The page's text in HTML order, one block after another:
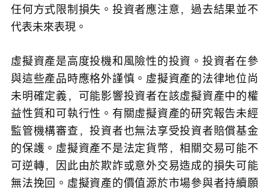
任何方式限制損失。投資者應注意，過去結果並不
代表未來表現。
虛擬資產是高度投機和風險性的投資。投資者在參
與這些產品時應格外謹慎。虛擬資產的法律地位尚
未明確定義，可能影響投資者在該虛擬資產中的權
益性質和可執行性。有關虛擬資產的研究報告未經
監管機構審查，投資者也無法享受投資者賠償基金
的保護。虛擬資產不是法定貨幣，相關交易可能不
可逆轉，因此由於欺詐或意外交易造成的損失可能
無法挽回。虛擬資產的價值源於市場參與者持續願